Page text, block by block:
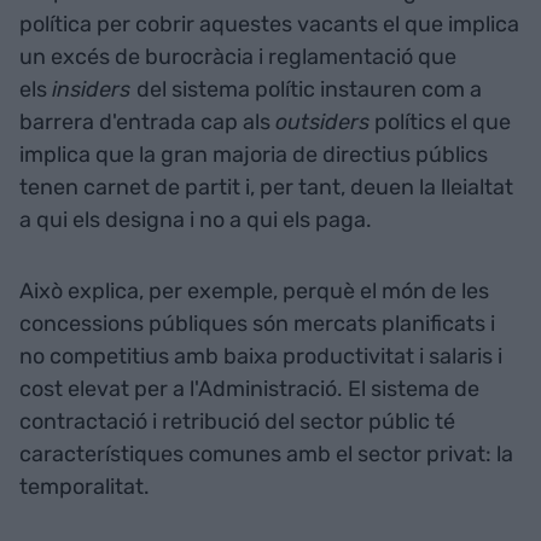
política per cobrir aquestes vacants el que implica
un excés de burocràcia i reglamentació que
elsinsiders del sistema polític instauren com a
barrera d'entrada cap alsoutsiders polítics el que
implica que la gran majoria de directius públics
tenen carnet de partit i, per tant, deuen la lleialtat
a qui els designa i no a qui els paga.
Això explica, per exemple, perquè el món de les
concessions públiques són mercats planificats i
no competitius amb baixa productivitat i salaris i
cost elevat per a l'Administració. El sistema de
contractació i retribució del sector públic té
característiques comunes amb el sector privat: la
temporalitat.